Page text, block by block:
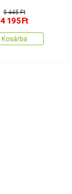
5 445 Ft
4 195Ft
Kosárba